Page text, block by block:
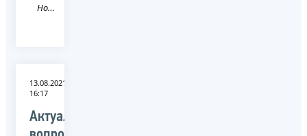
Новость
13.08.2021
16:17
Актуальные